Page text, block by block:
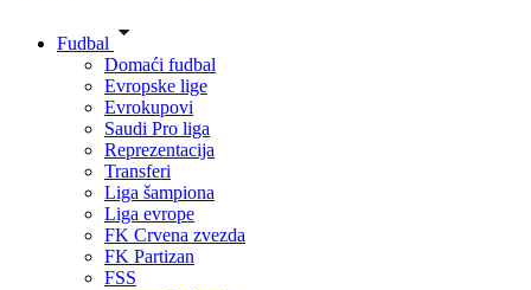
Fudbal
Domaći fudbal
Evropske lige
Evrokupovi
Saudi Pro liga
Reprezentacija
Transferi
Liga šampiona
Liga evrope
FK Crvena zvezda
FK Partizan
FSS